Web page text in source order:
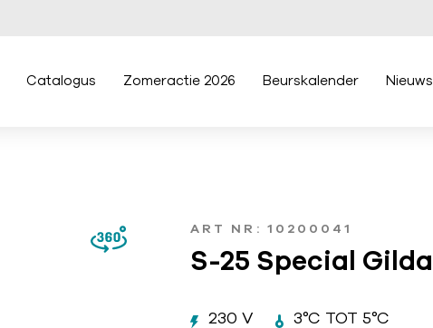
Catalogus Zomeractie 2026 Beurskalender Nieuws
ART NR: 10200041
S-25 Special Gilda
230 V 3°C TOT 5°C